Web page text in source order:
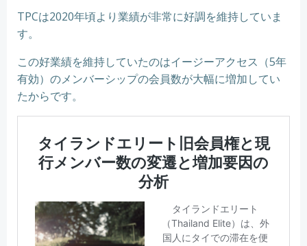
TPCは2020年頃より業績が非常に好調を維持していま
す。
この好業績を維持していたのはイージーアクセス（5年
有効）のメンバーシップの会員数が大幅に増加してい
たからです。